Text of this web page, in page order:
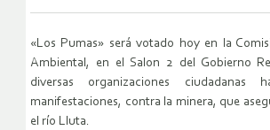
«Los Pumas» será votado hoy en la
Ambiental, en el Salon 2 del Gobierno
diversas organizaciones ciudadanas
manifestaciones, contra la minera, que
el río Lluta.